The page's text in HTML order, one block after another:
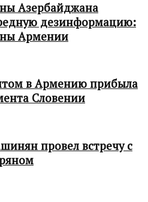
Азербайджана
дезинформацию:
Армении
в Армению прибыла
Словении
провел встречу с